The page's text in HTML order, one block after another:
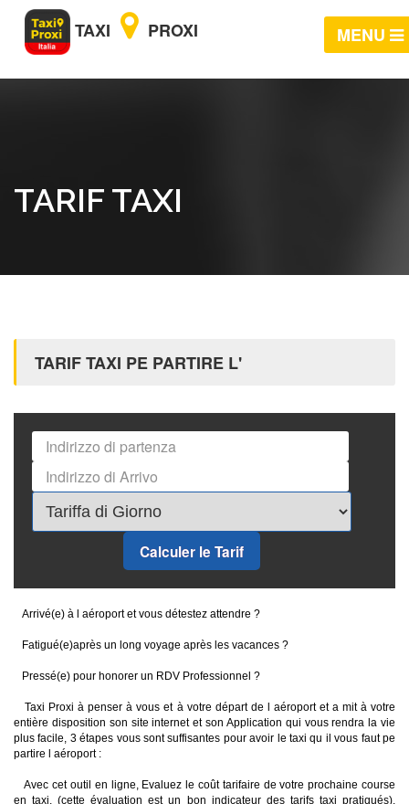
TAXI PROXI MENU
TARIF TAXI
TARIF TAXI PE PARTIRE L'
Calculer le Tarif
Arrivé(e) à l aéroport et vous détestez attendre ?
Fatigué(e)après un long voyage après les vacances ?
Pressé(e) pour honorer un RDV Professionnel ?
Taxi Proxi à penser à vous et à votre départ de l aéroport et a mit à votre
entière disposition son site internet et son Application qui vous rendra la vie
plus facile, 3 étapes vous sont suffisantes pour avoir le taxi qu il vous faut pe
partire l aéroport :
Avec cet outil en ligne, Evaluez le coût tarifaire de votre prochaine course
en taxi. (cette évaluation est un bon indicateur des tarifs taxi pratiqués),